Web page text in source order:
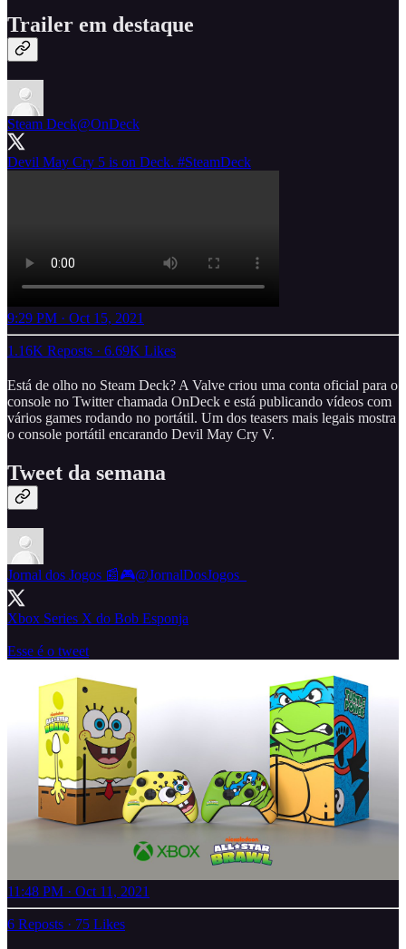
Trailer em destaque
Steam Deck@OnDeck
Devil May Cry 5 is on Deck. #SteamDeck
9:29 PM · Oct 15, 2021
1.16K Reposts · 6.69K Likes
Está de olho no Steam Deck? A Valve criou uma conta oficial para o
console no Twitter chamada OnDeck e está publicando vídeos com
vários games rodando no portátil. Um dos teasers mais legais mostra
o console portátil encarando Devil May Cry V.
Tweet da semana
Jornal dos Jogos 📰🎮@JornalDosJogos_
Xbox Series X do Bob Esponja
Esse é o tweet
11:48 PM · Oct 11, 2021
6 Reposts · 75 Likes